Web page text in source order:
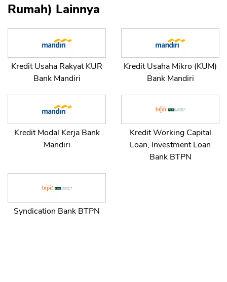
Rumah) Lainnya
Kredit Usaha Rakyat KUR
Bank Mandiri
Kredit Usaha Mikro (KUM)
Bank Mandiri
Kredit Modal Kerja Bank
Mandiri
Kredit Working Capital
Loan, Investment Loan
Bank BTPN
Syndication Bank BTPN
OK
CANCEL